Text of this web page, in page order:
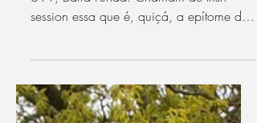
Aqui
session essa que é, quiçá, a epítome da
música tradicional...